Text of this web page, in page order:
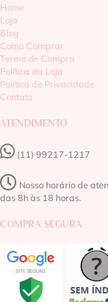
Home
Loja
Blog
Como Comprar
Termo de Compra
Política da Loja
Política de Privacidade
Contato
ATENDIMENTO
(11) 99217-1217‬
Nosso horário de
das 8h às 18 horas.
COMPRA SEGURA